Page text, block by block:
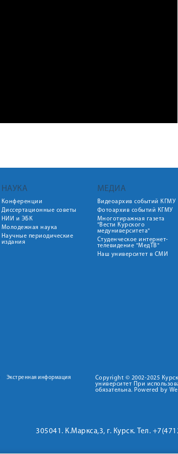
НАУКА
Конференции
Диссертационные советы
НИИ и ЭБК
Молодежная наука
Научные периодические
издания
МЕДИА
Видеоархив событий КГМУ
Фотоархив событий КГМУ
Многотиражная газета
"Вести Курского
медуниверситета"
Студенческое интернет-
телевидение "МедТВ"
Наш университет в СМИ
Экстренная информация
Copyright © 2002-2025
университет При
обязательна. Powered by
305041. К.Маркса,3, г. Курск. Тел.